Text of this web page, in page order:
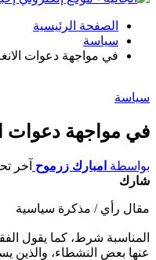
الصفحة الرئيسية
سياسة
في مواجهة دعوات
سياسة
في مواجهة دعوات
بواسطة امبارك زرموح آخر
شارك
مقال رأي / مذكرة سياسية
المناسبة شرط، كما يقول
عنها بعض النشطاء، والذين